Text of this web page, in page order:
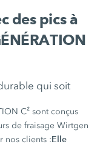
des pics à
qui soit
C² sont conçus
de fraisage Wirtgen
nosclients :Elle